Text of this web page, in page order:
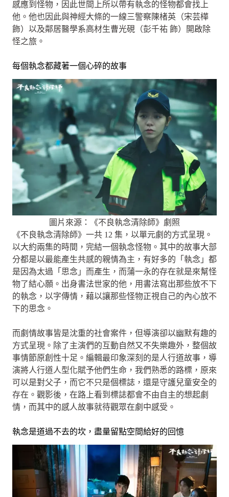
感應到怪物，因此世間上所以帶有執念的怪物都會找上
他。他也因此與神經大條的一線三警察陳楮英（宋芸樺
飾）以及鄰居醫學系高材生曹光硯（彭千祐 飾）開啟除
怪之旅。
每個執念都藏著一個心碎的故事
圖片來源：《不良執念清除師》劇照
《不良執念清除師》一共 12 集，以單元劇的方式呈現。
以大約兩集的時間，完結一個執念怪物。其中的故事大部
分都是以最能產生共感的親情為主，有好多的「執念」都
是因為太過「思念」而產生，而蒲一永的存在就是來幫怪
物了結心願。出身書法世家的他，用書法寫出那些放不下
的執念，以字傳情，藉以讓那些怪物正視自己的內心放不
下的思念。
而劇情故事皆是沈重的社會案件，但導演卻以幽默有趣的
方式呈現。除了主演們的互動自然又不失樂趣外，整個故
事情節原創性十足。編輯最印象深刻的是人行道故事，導
演將人行道人型化賦予他們生命，我們熟悉的路標，原來
可以是對父子，而它不只是個標誌，還是守護兒童安全的
存在。觀影後，在路上看到標誌都會不由自主的想起劇
情，而其中的感人故事就待觀眾在劇中感受。
執念是道過不去的坎，盡量留點空間給好的回憶